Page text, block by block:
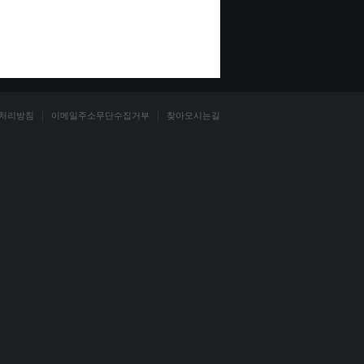
리방침 이메일주소무단수집거부 찾아오시는길